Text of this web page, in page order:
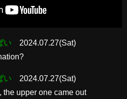
い
2024.07.27(Sat)
い
2024.07.27(Sat)
the upper one came out